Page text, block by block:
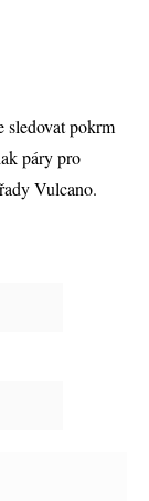
sledovat pokrm
páry pro
Vulcano.